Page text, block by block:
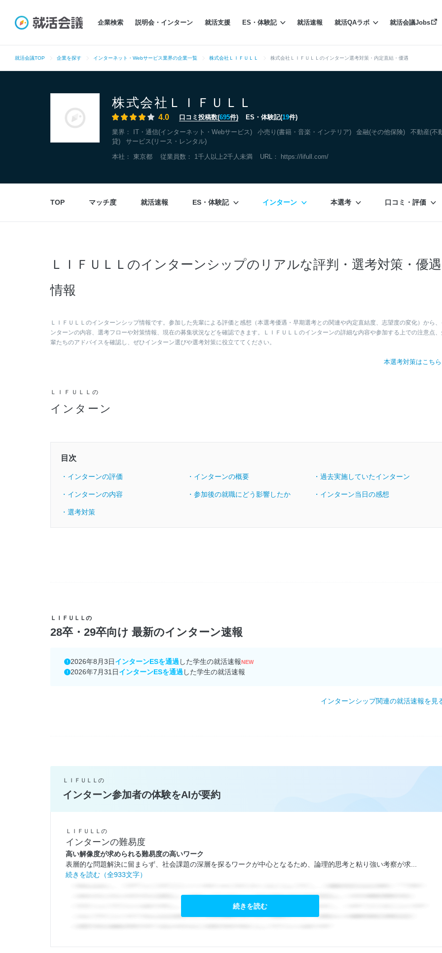
企業検索 説明会・インターン 就活支援 ES・体験記 就活速報 就活QAラボ 就活会議Jobs
就活会議TOP 企業を探す インターネット・Webサービス業界の企業一覧 株式会社ＬＩＦＵＬＬ 株式会社ＬＩＦＵＬＬのインターン選考対策・内定直結・優遇
株式会社ＬＩＦＵＬＬ
4.0 口コミ投稿数(695件) ES・体験記(19件)
業界： IT・通信(インターネット・Webサービス) 小売り(書籍・音楽・インテリア) 金融(その他保険)
不動産(不
貸)
サービス(リース・レンタル)
本社： 東京都 従業員数： 1千人以上2千人未満 URL： https://lifull.com/
TOP マッチ度 就活速報 ES・体験記 インターン 本選考 口コミ・評価
ＬＩＦＵＬＬのインターンシップのリアルな評判・選考対策・優遇
情報
ＬＩＦＵＬＬのインターンシップ情報です。参加した先輩による評価と感想（本選考優遇・早期選考との関連や内定直結度、志望度の変化）から
ンターンの内容、選考フローや対策情報、現在の募集状況などを確認できます。ＬＩＦＵＬＬのインターンの詳細な内容や参加する上での注意点
輩たちのアドバイスを確認し、ぜひインターン選びや選考対策に役立ててください。
本選考対策はこち
ＬＩＦＵＬＬの
インターン
目次
・インターンの評価 ・インターンの概要 ・過去実施していたインターン
・インターンの内容 ・参加後の就職にどう影響したか ・インターン当日の感想
・選考対策
ＬＩＦＵＬＬの
28卒・29卒向け 最新のインターン速報
2026年8月3日インターンESを通過 した学生の就活速報NEW
2026年7月31日インターンESを通過 した学生の就活速報
インターンシップ関連の就活速報を見
ＬＩＦＵＬＬの
インターン参加者の体験をAIが要約
ＬＩＦＵＬＬの
インターンの難易度
高い解像度が求められる難易度の高いワーク
表層的な問題解決に留まらず、社会課題の深層を探るワークが中心となるため、論理的思考と粘り強い考察が求...
続きを読む（全933文字）
続きを読む